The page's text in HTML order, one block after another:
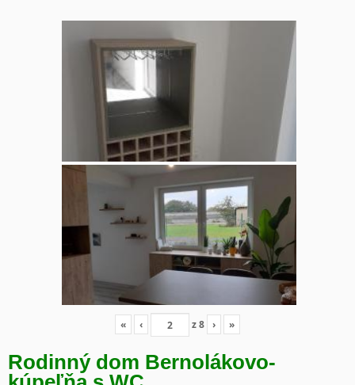
« ‹ z8 › »
Rodinný dom Bernolákovo-